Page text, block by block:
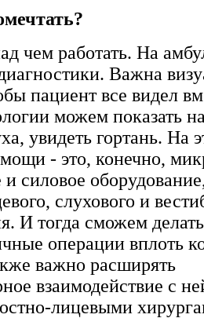
чем работать. На
Важна
пациент все видел
можем показать
увидеть гортань. На
- это, конечно,
силовое
слухового и
И тогда сможем
операции вплоть
важно расширять
взаимодействие с
лицевыми